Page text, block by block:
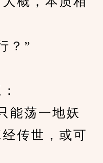
？”
荡一地妖
传世，或可